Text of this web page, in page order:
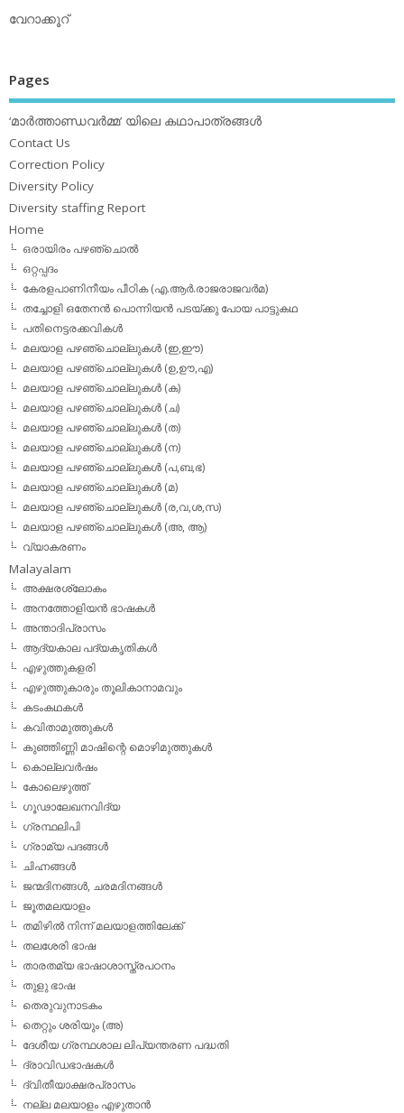
വേറാക്കൂറ്
Pages
‘മാര്‍ത്താണ്ഡവര്‍മ്മ’ യിലെ കഥാപാത്രങ്ങള്‍
Contact Us
Correction Policy
Diversity Policy
Diversity staffing Report
Home
ഒരായിരം പഴഞ്ചൊല്‍
ഒറ്റപ്പദം
കേരളപാണിനീയം പീഠിക (എ.ആര്‍.രാജരാജവര്‍മ)
തച്ചോളി ഒതേനൻ പൊന്നിയൻ പടയ്‌ക്കു പോയ പാട്ടുകഥ
പതിനെട്ടരക്കവികള്‍
മലയാള പഴഞ്ചൊല്ലുകള്‍ (ഇ,ഈ)
മലയാള പഴഞ്ചൊല്ലുകള്‍ (ഉ,ഊ,എ)
മലയാള പഴഞ്ചൊല്ലുകള്‍ (ക)
മലയാള പഴഞ്ചൊല്ലുകള്‍ (ച)
മലയാള പഴഞ്ചൊല്ലുകള്‍ (ത)
മലയാള പഴഞ്ചൊല്ലുകള്‍ (ന)
മലയാള പഴഞ്ചൊല്ലുകള്‍ (പ,ബ,ഭ)
മലയാള പഴഞ്ചൊല്ലുകള്‍ (മ)
മലയാള പഴഞ്ചൊല്ലുകള്‍ (ര,വ,ശ,സ)
മലയാള പഴഞ്ചൊല്ലുകൾ (അ, ആ)
വ്യാകരണം
Malayalam
അക്ഷരശ്ലോകം
അനത്തോളിയന്‍ ഭാഷകള്‍
അന്താദിപ്രാസം
ആദ്യകാല പദ്യകൃതികള്‍
എഴുത്തുകളരി
എഴുത്തുകാരും തൂലികാനാമവും
കടംകഥകള്‍
കവിതാമുത്തുകള്‍
കുഞ്ഞിണ്ണി മാഷിന്റെ മൊഴിമുത്തുകള്‍
കൊല്ലവര്‍ഷം
കോലെഴുത്ത്
ഗൂഢാലേഖനവിദ്യ
ഗ്രന്ഥലിപി
ഗ്രാമ്യ പദങ്ങള്‍
ചിഹ്നങ്ങള്‍
ജന്മദിനങ്ങള്‍, ചരമദിനങ്ങള്‍
ജൂതമലയാളം
തമിഴില്‍ നിന്ന് മലയാളത്തിലേക്ക്
തലശേരി ഭാഷ
താരതമ്യ ഭാഷാശാസ്ത്രപഠനം
തുളു ഭാഷ
തെരുവുനാടകം
തെറ്റും ശരിയും (അ)
ദേശീയ ഗ്രന്ഥശാല ലിപ്യന്തരണ പദ്ധതി
ദ്രാവിഡഭാഷകള്‍
ദ്വിതീയാക്ഷരപ്രാസം
നല്ല മലയാളം എഴുതാന്‍